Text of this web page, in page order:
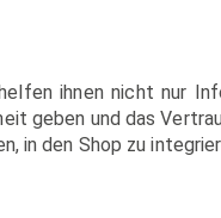
ihnen nicht nur
geben und das
in den Shop zu